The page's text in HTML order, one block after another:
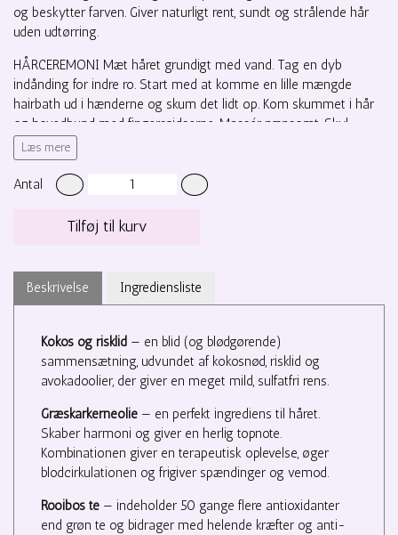
og beskytter farven. Giver naturligt rent, sundt og strålende hår
uden udtørring.
HÅRCEREMONI Mæt håret grundigt med vand. Tag en dyb
indånding for indre ro. Start med at komme en lille mængde
hairbath ud i hænderne og skum det lidt op. Kom skummet i hår
og hovedbund med fingerspidserne. Massér nænsomt. Skyl
derefter grundigt. Gentag om nødvendigt og følg op med Color
Radiance Daily Conditioner.
Godkendt til Curly girl metoden
HÅRTYPE Bedst til medium tekstureret, farvebehandlet hår eller
Prep Spray, I Create Lift Volumizing Foam, I Create Finish, I Create
Volume
DUFTNOTER Appelsin, Mandarin
Læs mere
Antal
Tilføj til kurv
Beskrivelse Ingrediensliste
Kokos og risklid — en blid (og blødgørende)
sammensætning, udvundet af kokosnød, risklid og
avokadoolier, der giver en meget mild, sulfatfri rens.
Græskarkerneolie — en perfekt ingrediens til håret.
Skaber harmoni og giver en herlig topnote.
Kombinationen giver en terapeutisk oplevelse, øger
blodcirkulationen og frigiver spændinger og vemod.
Rooibos te — indeholder 50 gange flere antioxidanter
end grøn te og bidrager med helende kræfter og anti-